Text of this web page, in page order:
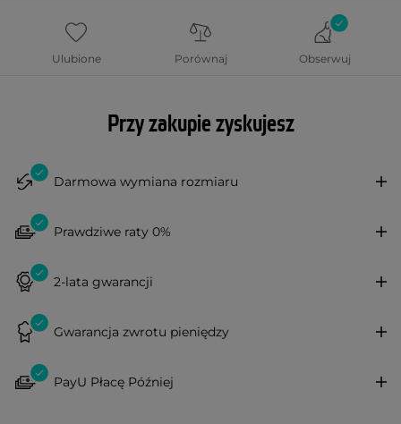
Ulubione Porównaj Obserwuj
Przy zakupie zyskujesz
Darmowa wymiana rozmiaru
Prawdziwe raty 0%
2-lata gwarancji
Gwarancja zwrotu pieniędzy
PayU Płacę Później